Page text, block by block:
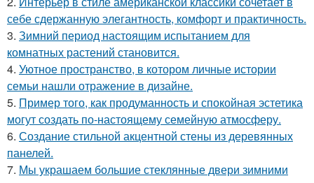
себе сдержанную элегантность, комфорт и практичность.
3. Зимний период настоящим испытанием для
комнатных растений становится.
4. Уютное пространство, в котором личные истории
семьи нашли отражение в дизайне.
5. Пример того, как продуманность и спокойная эстетика
могут создать по-настоящему семейную атмосферу.
6. Создание стильной акцентной стены из деревянных
панелей.
7. Мы украшаем большие стеклянные двери зимними